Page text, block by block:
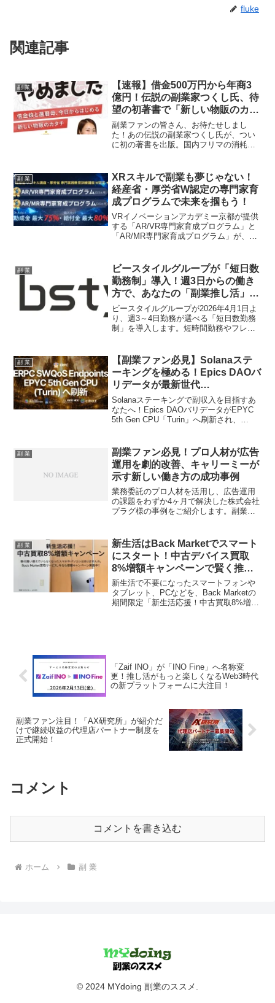
fluke
関連記事
副 業
【速報】借金500万円から年商3
億円！伝説の副業家つくし氏、待
望の初著書で「新しい物販のカタ
チ」を本日解禁！還暦母が月30万
円稼いだ秘訣も！
副業ファンの皆さん、お待たせしまし
た！あの伝説の副業家つくし氏が、つい
に初の著書を出版。国内フリマの消耗戦
チ」が、本日解禁されました！あなたの
副業ライフを劇的に変えるヒントが、こ
の一冊に凝縮されています！
副 業
XRスキルで副業も夢じゃない！
経産省・厚労省W認定の専門家育
成プログラムで未来を掴もう！
VRイノベーションアカデミー京都が提供
する「AR/VR専門家育成プログラム」と
「AR/MR専門家育成プログラム」が、経
されました。これにより、受講料の最大
80%が給付・助成されるチャンス！生成
AI活用も組み込んだ最新カリキュラム
で、XR分野での副業やキャリアチェンジ
を目指すファン必見のプログラムをご紹
介します。
副 業
ビースタイルグループが「短日数
勤務制」導入！週3日からの働き
方で、あなたの「副業推し活」が
もっと充実するかも！
ビースタイルグループが2026年4月1日よ
り、週3～4日勤務が選べる「短日数勤務
制」を導入します。短時間勤務やフレッ
イルに合わせた柔軟な働き方が実現。こ
の新しい制度が、あなたのキャリアと副
業ライフにどんな可能性をもたらすの
か、副業ファンの皆さんは必見です！
副 業
【副業ファン必見】Solanaステ
ーキングを極める！Epics DAOバ
リデータが最新世代
CPU「Turin」で超強化、報酬最
大化のチャンス！
Solanaステーキングで副収入を目指すあ
なたへ！Epics DAOバリデータがEPYC
5th Gen CPU「Turin」へ刷新され、
り、報酬最大化とネットワーク貢献が両
立する、まさに「推し活」のようなステ
ーキング環境が実現します。手数料0%の
メリットや、将来のエアドロップの可能
性にも注目！
副 業
副業ファン必見！プロ人材が広告
運用を劇的改善、キャリーミーが
示す新しい働き方の成功事例
業務委託のプロ人材を活用し、広告運用
の課題をわずか4ヶ月で解決した株式会社
プラグ様の事例をご紹介します。副業・
副 業
新生活はBack Marketでスマート
にスタート！中古デバイス買取
8%増額キャンペーンで賢く推し
活！
新生活で不要になったスマートフォンや
タブレット、PCなどを、Back Marketの
期間限定「新生活応援！中古買取8%増額
「Zaif INO」が「INO Fine」へ名称変
更！推し活がもっと楽しくなるWeb3時代
の新プラットフォームに大注目！
副業ファン注目！「AX研究所」が紹介だ
けで継続収益の代理店パートナー制度を
正式開始！
コメント
コメントを書き込む
ホーム 副 業
© 2024 MYdoing 副業のススメ.